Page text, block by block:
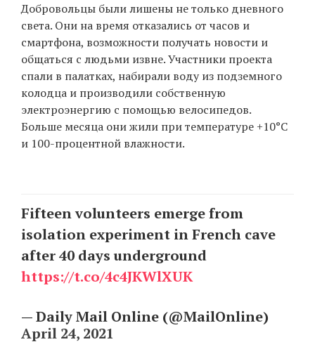
EN
UA
Добровольцы были лишены не только дневного
света. Они на время отказались от часов и
смартфона, возможности получать новости и
общаться с людьми извне. Участники проекта
спали в палатках, набирали воду из подземного
колодца и производили собственную
электроэнергию с помощью велосипедов.
Больше месяца они жили при температуре +10°C
и 100-процентной влажности.
Fifteen volunteers emerge from
isolation experiment in French cave
after 40 days underground
https://t.co/4c4JKWlXUK
— Daily Mail Online (@MailOnline)
April 24, 2021